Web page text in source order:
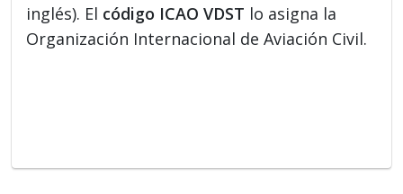
inglés). El código ICAO VDST lo asigna la
Organización Internacional de Aviación Civil.